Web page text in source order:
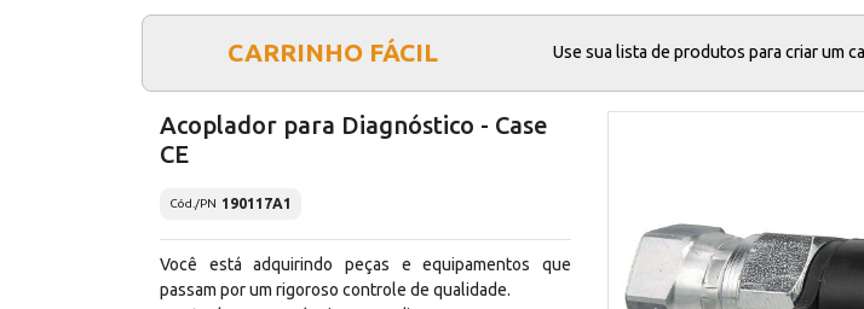
CARRINHO FÁCIL Use sua lista de produtos para criar um
Acoplador para Diagnóstico - Case
CE
Cód./PN 190117A1
Você está adquirindo peças e equipamentos que
passam por um rigoroso controle de qualidade.